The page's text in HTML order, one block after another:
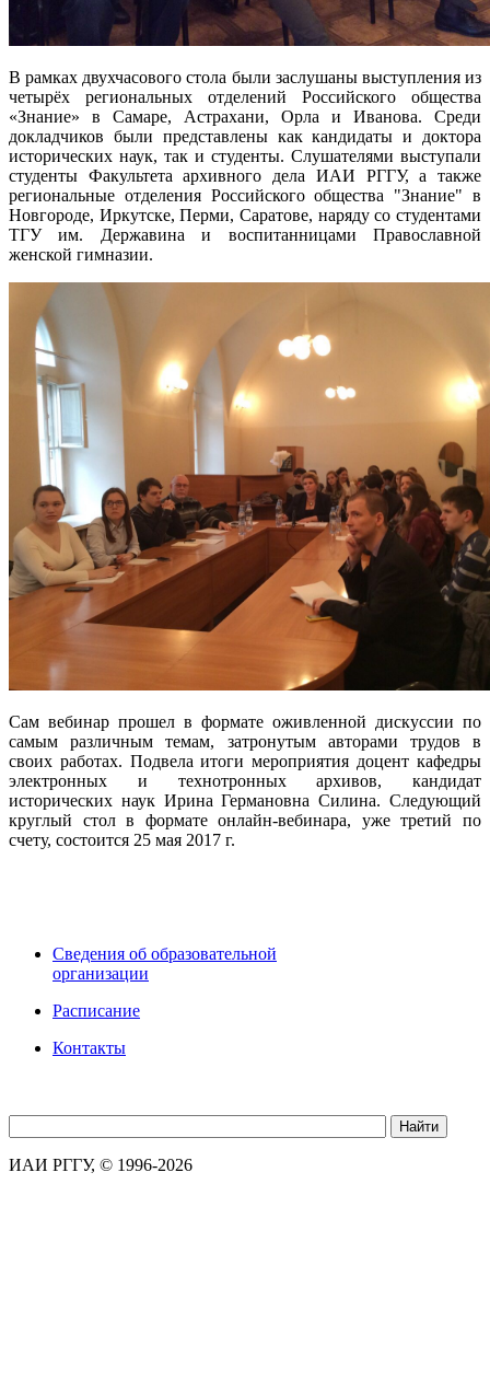
В рамках двухчасового стола были заслушаны выступления из
четырёх региональных отделений Российского общества
«Знание» в Самаре, Астрахани, Орла и Иванова. Среди
докладчиков были представлены как кандидаты и доктора
исторических наук, так и студенты. Слушателями выступали
студенты Факультета архивного дела ИАИ РГГУ, а также
региональные отделения Российского общества "Знание" в
Новгороде, Иркутске, Перми, Саратове, наряду со студентами
ТГУ им. Державина и воспитанницами Православной
женской гимназии.
Сам вебинар прошел в формате оживленной дискуссии по
самым различным темам, затронутым авторами трудов в
своих работах. Подвела итоги мероприятия доцент кафедры
электронных и технотронных архивов, кандидат
исторических наук Ирина Германовна Силина. Следующий
круглый стол в формате онлайн-вебинара, уже третий по
счету, состоится 25 мая 2017 г.
Сведения об образовательной
организации
Расписание
Контакты
ИАИ РГГУ, © 1996-2026